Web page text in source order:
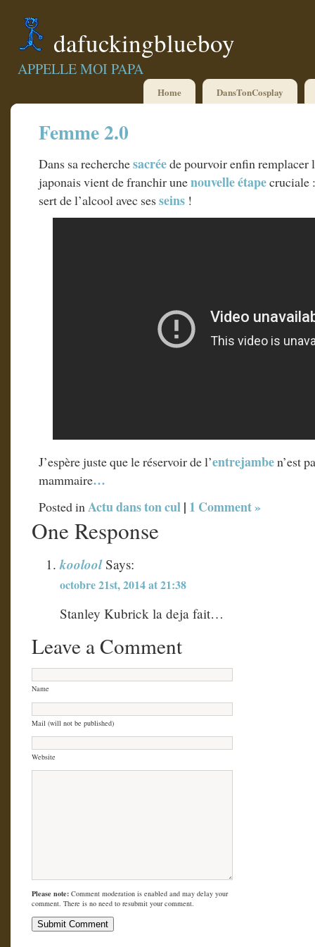
dafuckingblueboy
APPELLE MOI PAPA
Home DansTonCosplay
Femme 2.0
Dans sa recherchesacréede pourvoir enfin remplacer
japonais vient de franchir unenouvelle étapecruciale
sert de l’alcool avec sesseins !
J’espère juste que le réservoir de l’entrejamben’est
mammaire…
Posted in Actu dans ton cul| 1 Comment »
One Response
kooloolSays:
octobre 21st, 2014 at 21:38
Stanley Kubrick la deja fait…
Leave a Comment
Name
Mail (will not be published)
Website
Please note: Comment moderation is enabled and may delay your
comment. There is no need to resubmit your comment.